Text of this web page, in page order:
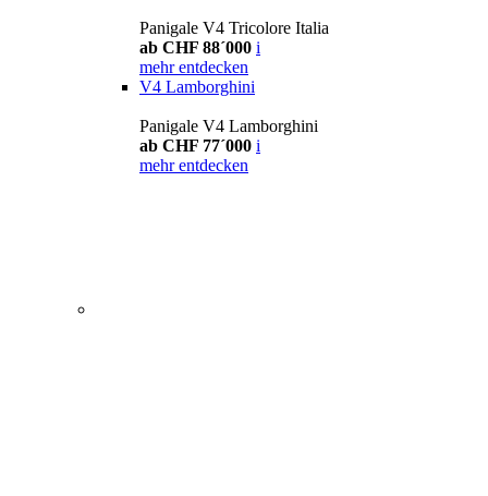
Panigale V4 Tricolore Italia
ab CHF 88´000 i
mehr entdecken
V4 Lamborghini
Panigale V4 Lamborghini
ab CHF 77´000 i
mehr entdecken